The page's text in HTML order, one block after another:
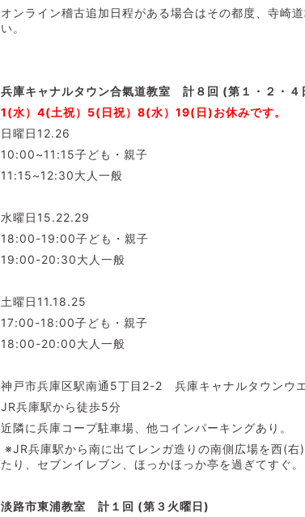
オンライン稽古追加日程がある場合はその都度、寺崎
い。
兵庫キャナルタウン合氣道教室 計８ 回 (第１・２・
1(水）4(土祝）5(日祝）8(水）19(日)お休みです。
日曜日12.26
10:00~11:15子ども・親子
11:15~12:30大人一般
水曜日15.22.29
18:00-19:00子ども・親子
19:00-20:30大人一般
土曜日11.18.25
17:00-18:00子ども・親子
18:00-20:00大人一般
神戸市兵庫区駅南通5丁目2-2 兵庫キャナルタウンウ
JR兵庫駅から徒歩5分
近隣に兵庫コープ駐車場、他コインパーキングあり。
※JR兵庫駅から南に出てレンガ造りの南側広場を西(
たり、セブンイレブン、ほっかほっか亭を過ぎてすぐ。
淡路市東浦教室 計１回 (第３火曜日)